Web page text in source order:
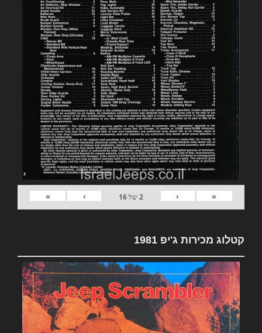
«
‹
2של16
›
»
קטלוג מכירות ג'יפ 1981